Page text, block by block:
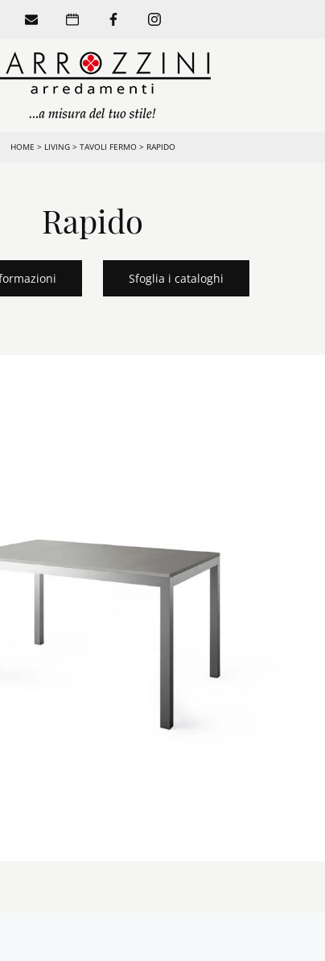
HOME > LIVING> TAVOLI FERMO > RAPIDO
Rapido
Sfoglia i cataloghi